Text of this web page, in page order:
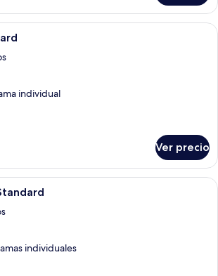
Caja de seguridad en la habitación y
individual
Ver precio
Caja de seguridad en la habitación y
individuales